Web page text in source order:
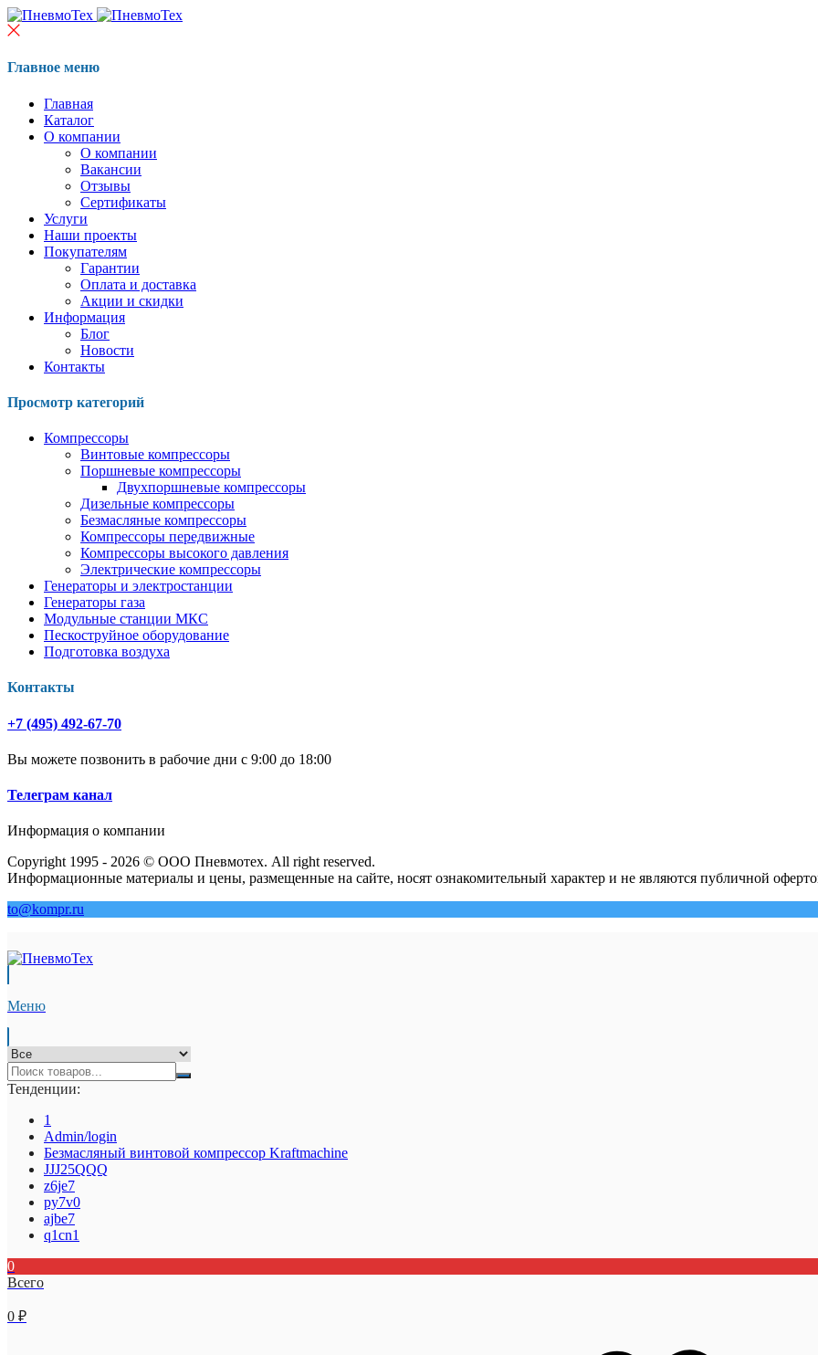
Главное меню
Главная
Каталог
О компании
О компании
Вакансии
Отзывы
Сертификаты
Услуги
Наши проекты
Покупателям
Гарантии
Оплата и доставка
Акции и скидки
Информация
Блог
Новости
Контакты
Просмотр категорий
Компрессоры
Винтовые компрессоры
Поршневые компрессоры
Двухпоршневые компрессоры
Дизельные компрессоры
Безмасляные компрессоры
Компрессоры передвижные
Компрессоры высокого давления
Электрические компрессоры
Генераторы и электростанции
Генераторы газа
Модульные станции МКС
Пескоструйное оборудование
Подготовка воздуха
Контакты
+7 (495) 492-67-70
Вы можете позвонить в рабочие дни с 9:00 до 18:00
Телеграм канал
Информация о компании
Copyright 1995 - 2026 © ООО Пневмотех. All right reserved.
Информационные материалы и цены, размещенные на сайте, носят ознакомительный характер и не являются публичной
to@kompr.ru
Меню
Тенденции:
1
Admin/login
Безмасляный винтовой компрессор Kraftmaсhine
JJJ25QQQ
z6je7
py7v0
ajbe7
q1cn1
0
Всего
0 ₽